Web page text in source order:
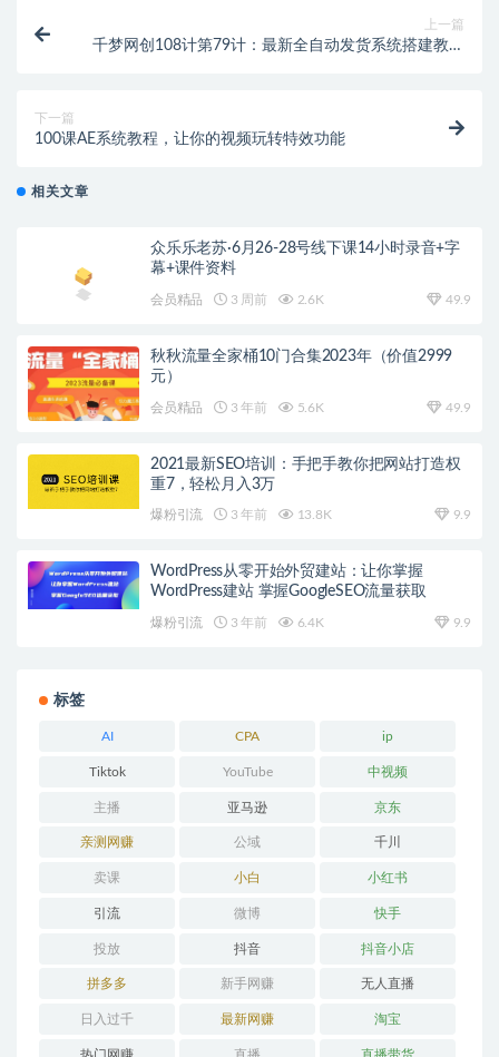
上一篇
千梦网创108计第79计：最新全自动发货系统搭建教学
下一篇
100课AE系统教程，让你的视频玩转特效功能
相关文章
众乐乐老苏·6月26-28号线下课14小时录音+字
幕+课件资料
会员精品 3 周前 2.6K 49.9
秋秋流量全家桶10门合集2023年（价值2999
元）
会员精品 3 年前 5.6K 49.9
2021最新SEO培训：手把手教你把网站打造权
重7，轻松月入3万
爆粉引流 3 年前 13.8K 9.9
WordPress从零开始外贸建站：让你掌握
WordPress建站 掌握GoogleSEO流量获取
爆粉引流 3 年前 6.4K 9.9
标签
AI CPA ip
Tiktok YouTube 中视频
主播 亚马逊 京东
亲测网赚 公域 千川
卖课 小白 小红书
引流 微博 快手
投放 抖音 抖音小店
拼多多 新手网赚 无人直播
日入过千 最新网赚 淘宝